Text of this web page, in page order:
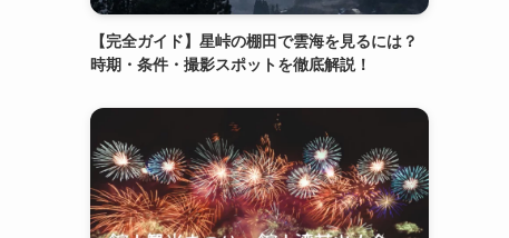
【完全ガイド】星峠の棚田で雲海を見るには？
時期・条件・撮影スポットを徹底解説！